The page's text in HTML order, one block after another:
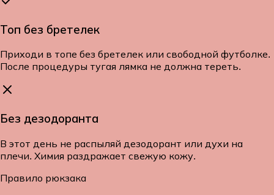
Топ без бретелек
Приходи в топе без бретелек или свободной футболке.
После процедуры тугая лямка не должна тереть.
Без дезодоранта
В этот день не распыляй дезодорант или духи на
плечи. Химия раздражает свежую кожу.
Правило рюкзака